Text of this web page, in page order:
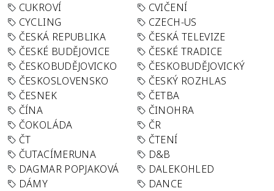
CUKROVÍ
CVIČENÍ
CYCLING
CZECH-US
ČESKÁ REPUBLIKA
ČESKÁ TELEVIZE
ČESKÉ BUDĚJOVICE
ČESKÉ TRADICE
ČESKOBUDĚJOVICKO
ČESKOBUDĚJOVICKÝ
ČESKOSLOVENSKO
ČESKÝ ROZHLAS
ČESNEK
ČETBA
ČÍNA
ČINOHRA
ČOKOLÁDA
ČR
ČT
ČTENÍ
ČUTACÍMERUNA
D&B
DAGMAR POPJAKOVÁ
DALEKOHLED
DÁMY
DANCE